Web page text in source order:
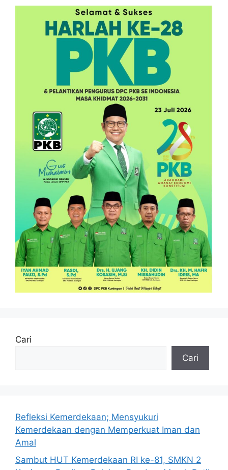
Cari
Cari
Refleksi Kemerdekaan; Mensyukuri
Kemerdekaan dengan Memperkuat Iman dan
Amal
Sambut HUT Kemerdekaan RI ke-81, SMKN 2